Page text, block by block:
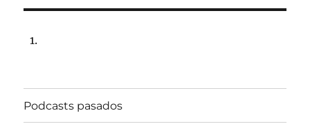
Radio
22:00hrs.
Podcasts pasados